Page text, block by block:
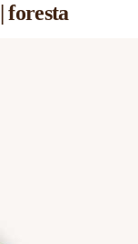
foresta